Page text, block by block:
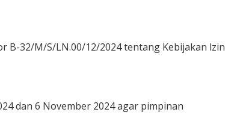
B-32/M/S/LN.00/12/2024 tentang Kebijakan lzin
dan 6 November 2024 agar pimpinan